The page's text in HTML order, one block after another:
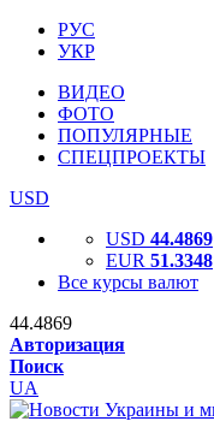
РУС
УКР
ВИДЕО
ФОТО
ПОПУЛЯРНЫЕ
СПЕЦПРОЕКТЫ
USD
USD 44.4869
EUR 51.3348
Все курсы валют
44.4869
Авторизация
Поиск
UA